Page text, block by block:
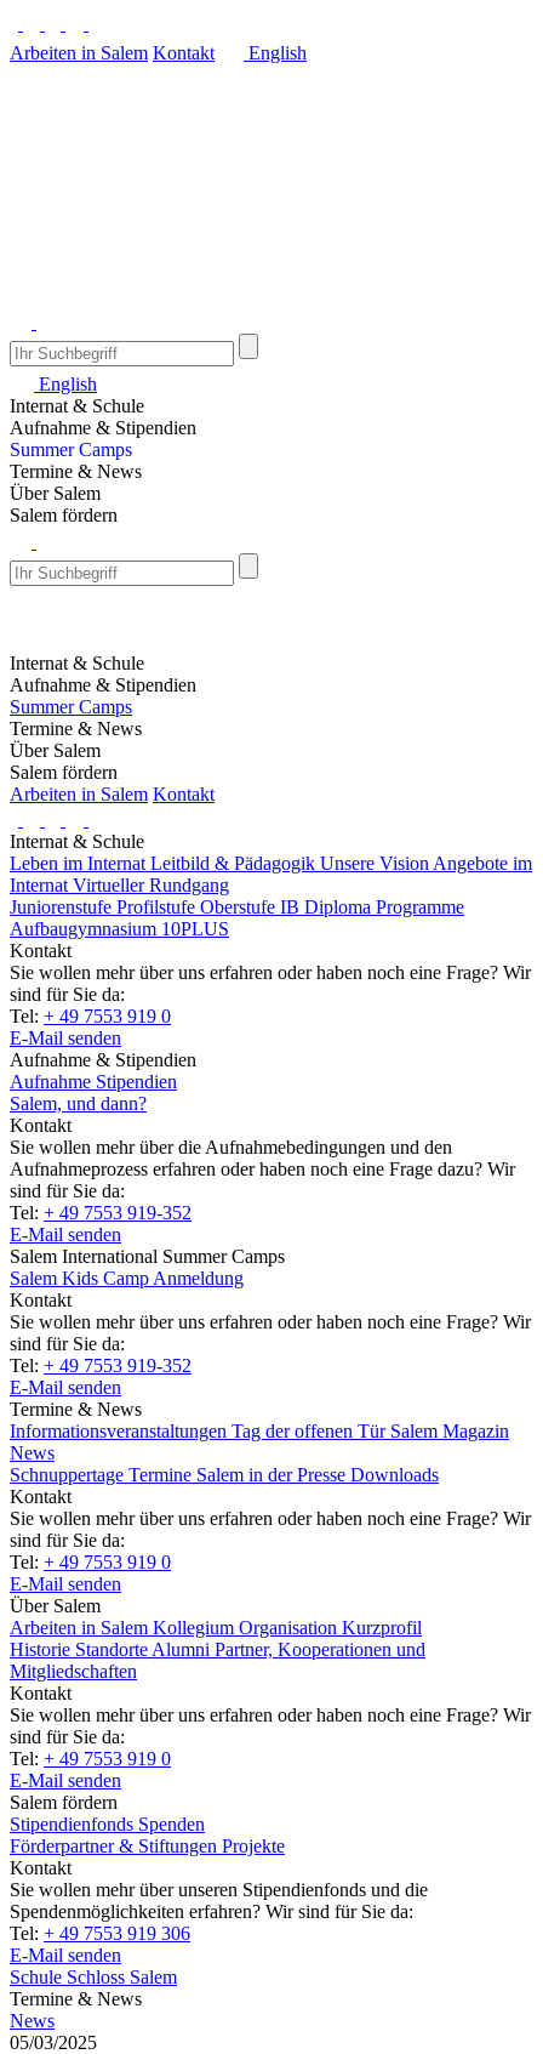
Arbeiten in Salem Kontakt English
English
Internat & Schule
Aufnahme & Stipendien
Summer Camps
Termine & News
Über Salem
Salem fördern
Internat & Schule
Aufnahme & Stipendien
Summer Camps
Termine & News
Über Salem
Salem fördern
Arbeiten in Salem Kontakt
Internat & Schule
Leben im Internat Leitbild & Pädagogik Unsere Vision Angebote im
Internat Virtueller Rundgang
Juniorenstufe Profilstufe Oberstufe IB Diploma Programme
Aufbaugymnasium 10PLUS
Kontakt
Sie wollen mehr über uns erfahren oder haben noch eine Frage? Wir
sind für Sie da:
Tel: + 49 7553 919 0
E-Mail senden
Aufnahme & Stipendien
Aufnahme Stipendien
Salem, und dann?
Kontakt
Sie wollen mehr über die Aufnahmebedingungen und den
Aufnahmeprozess erfahren oder haben noch eine Frage dazu? Wir
sind für Sie da:
Tel: + 49 7553 919-352
E-Mail senden
Salem International Summer Camps
Salem Kids Camp Anmeldung
Kontakt
Sie wollen mehr über uns erfahren oder haben noch eine Frage? Wir
sind für Sie da:
Tel: + 49 7553 919-352
E-Mail senden
Termine & News
Informationsveranstaltungen Tag der offenen Tür Salem Magazin
News
Schnuppertage Termine Salem in der Presse Downloads
Kontakt
Sie wollen mehr über uns erfahren oder haben noch eine Frage? Wir
sind für Sie da:
Tel: + 49 7553 919 0
E-Mail senden
Über Salem
Arbeiten in Salem Kollegium Organisation Kurzprofil
Historie Standorte Alumni Partner, Kooperationen und
Mitgliedschaften
Kontakt
Sie wollen mehr über uns erfahren oder haben noch eine Frage? Wir
sind für Sie da:
Tel: + 49 7553 919 0
E-Mail senden
Salem fördern
Stipendienfonds Spenden
Förderpartner & Stiftungen Projekte
Kontakt
Sie wollen mehr über unseren Stipendienfonds und die
Spendenmöglichkeiten erfahren? Wir sind für Sie da:
Tel: + 49 7553 919 306
E-Mail senden
Schule Schloss Salem
Termine & News
News
05/03/2025